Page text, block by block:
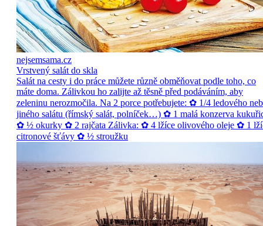
nejsemsama.cz
Vrstvený salát do skla
Salát na cesty i do práce můžete různě obměňovat podle toho, co
máte doma. Zálivkou ho zalijte až těsně před podáváním, aby
zeleninu nerozmočila. Na 2 porce potřebujete: ✿ 1/4 ledového
jiného salátu (římský salát, polníček…) ✿ 1 malá konzerva
✿ ½ okurky ✿ 2 rajčata Zálivka: ✿ 4 lžíce olivového oleje ✿ 1
citronové šťávy ✿ ½ stroužku